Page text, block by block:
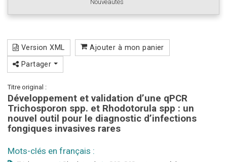
Nouveautés
Version XML Ajouter à mon panier
Partager
Titre original :
Développement et validation d’une qPCR
Trichosporon spp. et Rhodotorula spp : un
nouvel outil pour le diagnostic d’infections
fongiques invasives rares
Mots-clés en français :